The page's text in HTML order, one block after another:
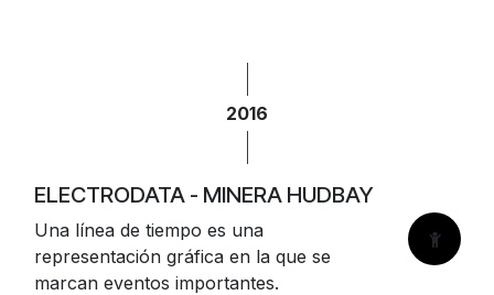
2016
ELECTRODATA - MINERA HUDBAY
Una línea de tiempo es una
representación gráfica en la que se
marcan eventos importantes.